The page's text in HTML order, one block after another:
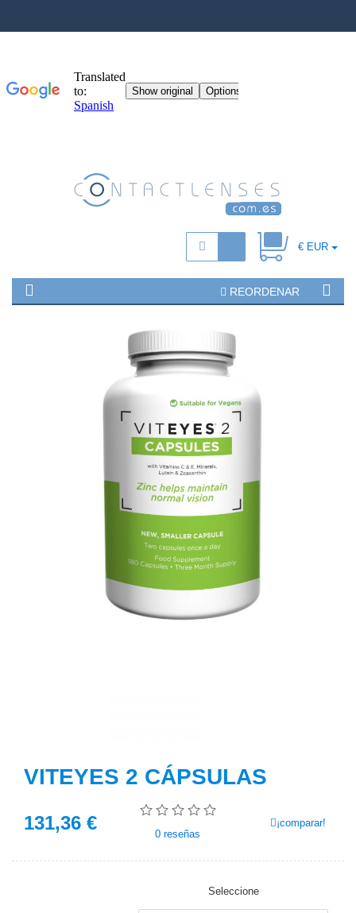
€ EUR
REORDENAR
VITEYES 2 CÁPSULAS
131,36 €
0 reseñas
¡comparar!
Seleccione